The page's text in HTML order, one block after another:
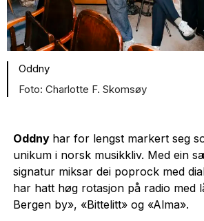
Oddny
Charlotte F. Skomsøy
Oddny har for lengst markert seg
unikum i norsk musikkliv. Med ein
signatur miksar dei poprock med
har hatt høg rotasjon på radio med
Bergen by», «Bittelitt» og «Alma».